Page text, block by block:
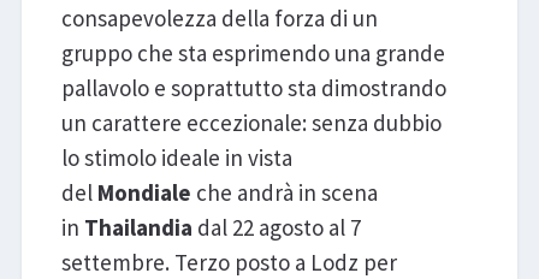
consapevolezza della forza di un
gruppo che sta esprimendo una grande
pallavolo e soprattutto sta dimostrando
un carattere eccezionale: senza dubbio
lo stimolo ideale in vista
delMondiale che andrà in scena
in Thailandia dal 22 agosto al 7
settembre. Terzo posto a Lodz per